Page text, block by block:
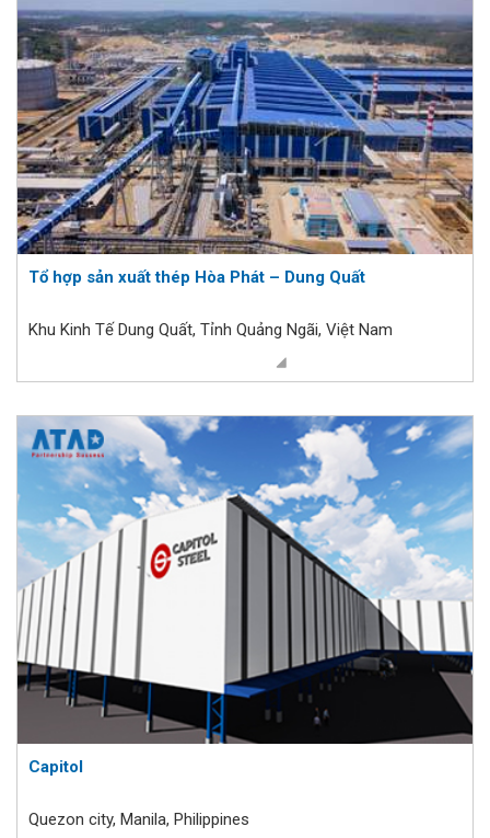
Tổ hợp sản xuất thép Hòa Phát – Dung Quất
Khu Kinh Tế Dung Quất, Tỉnh Quảng Ngãi, Việt Nam
Capitol
Quezon city, Manila, Philippines